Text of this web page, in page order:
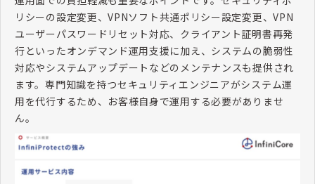
リシーの設定変更、VPNソフト共通ポリシー設定変更、VPN
ユーザーパスワードリセット対応、クライアント証明書再発
行といったオンデマンド運用支援に加え、システムの脆弱性
対応やシステムアップデートなどのメンテナンスも提供され
ます。専門知識を持つセキュリティエンジニアがシステム運
用を代行するため、お客様自身で運用する必要がありませ
ん。